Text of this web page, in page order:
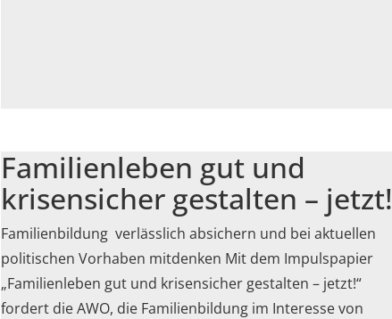
Familienleben gut und
krisensicher gestalten – jetzt!
Familienbildung verlässlich absichern und bei aktuellen
politischen Vorhaben mitdenken Mit dem Impulspapier
„Familienleben gut und krisensicher gestalten – jetzt!“
fordert die AWO, die Familienbildung im Interesse von